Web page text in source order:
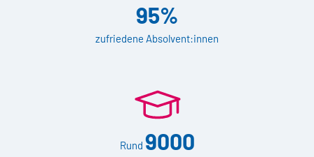
95%
zufriedene Absolvent:innen
Rund 9000